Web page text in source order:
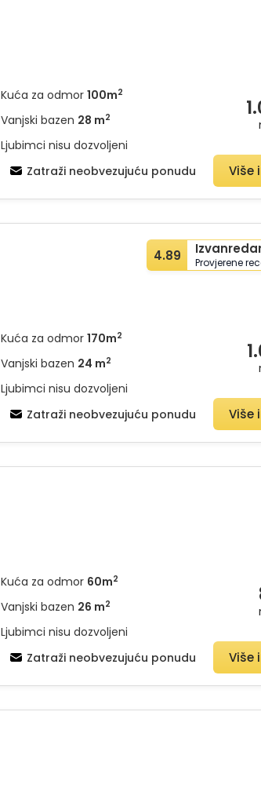
Vanjski bazen 28 m2
Kuća za odmor 100m2
Ljubimci nisu dozvoljeni
Zatraži neobvezujuću ponudu
Više
4.89 Provjerene
Vanjski bazen 24 m2
Kuća za odmor 170m2
Ljubimci nisu dozvoljeni
Zatraži neobvezujuću ponudu
Više
Vanjski bazen 26 m2
Kuća za odmor 60m2
Ljubimci nisu dozvoljeni
Zatraži neobvezujuću ponudu
Više